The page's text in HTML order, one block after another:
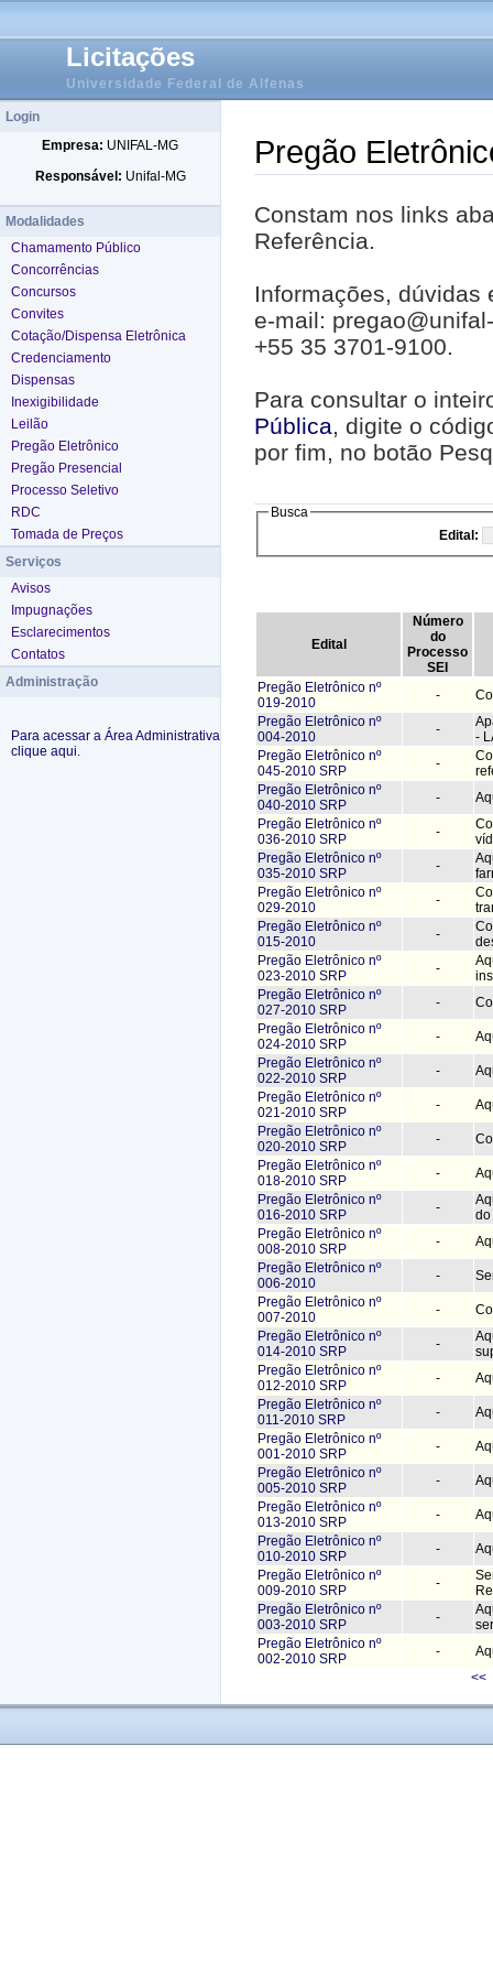
Licitações
Universidade Federal de Alfenas
Login
Empresa: UNIFAL-MG
Responsável: Unifal-MG
Modalidades
Chamamento Público
Concorrências
Concursos
Convites
Cotação/Dispensa Eletrônica
Credenciamento
Dispensas
Inexigibilidade
Leilão
Pregão Eletrônico
Pregão Presencial
Processo Seletivo
RDC
Tomada de Preços
Serviços
Avisos
Impugnações
Esclarecimentos
Contatos
Administração
Para acessar a Área Administrativa
clique aqui.
Pregão
Constam nos links
Referência.
Informações, dúvidas
e-mail:
+55 35 3701-9100.
Para consultar o
Pública, digite o
por fim, no botão
Busca
Edital:
Edital
Número
do
Processo
SEI
Pregão Eletrônico nº
019-2010
-
Pregão Eletrônico nº
004-2010
-
-
Pregão Eletrônico nº
045-2010 SRP
-
Pregão Eletrônico nº
040-2010 SRP
-
Pregão Eletrônico nº
036-2010 SRP
-
Pregão Eletrônico nº
035-2010 SRP
-
Pregão Eletrônico nº
029-2010
-
Pregão Eletrônico nº
015-2010
-
Pregão Eletrônico nº
023-2010 SRP
-
Pregão Eletrônico nº
027-2010 SRP
-
Pregão Eletrônico nº
024-2010 SRP
-
Pregão Eletrônico nº
022-2010 SRP
-
Pregão Eletrônico nº
021-2010 SRP
-
Pregão Eletrônico nº
020-2010 SRP
-
Pregão Eletrônico nº
018-2010 SRP
-
Pregão Eletrônico nº
016-2010 SRP
-
do
Pregão Eletrônico nº
008-2010 SRP
-
Pregão Eletrônico nº
006-2010
-
Pregão Eletrônico nº
007-2010
-
Pregão Eletrônico nº
014-2010 SRP
-
Pregão Eletrônico nº
012-2010 SRP
-
Pregão Eletrônico nº
011-2010 SRP
-
Pregão Eletrônico nº
001-2010 SRP
-
Pregão Eletrônico nº
005-2010 SRP
-
Pregão Eletrônico nº
013-2010 SRP
-
Pregão Eletrônico nº
010-2010 SRP
-
Pregão Eletrônico nº
009-2010 SRP
-
Pregão Eletrônico nº
003-2010 SRP
-
Pregão Eletrônico nº
002-2010 SRP
-